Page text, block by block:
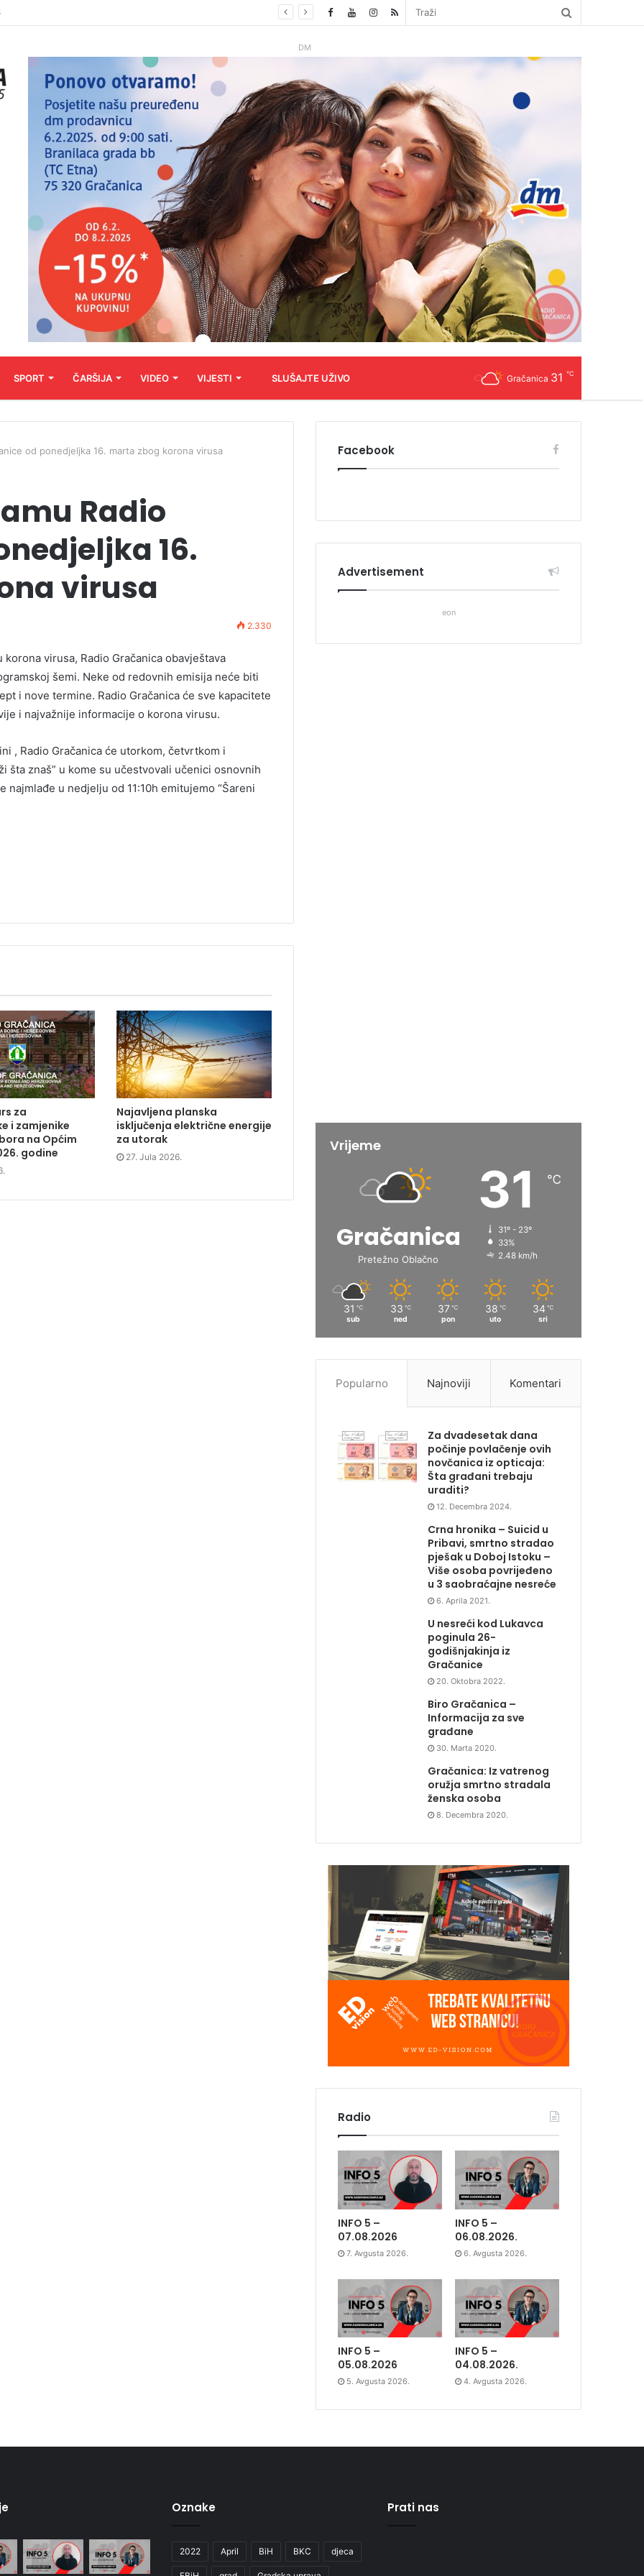
DM
SPORT ČARŠIJA VIDEO VIJESTI SLUŠAJTE UŽIVO Gračanica 31 ℃
od ponedjeljka 16. marta zbog korona virusa
Radio
16.
virusa
2.330
virusa, Radio Gračanica obavještava
šemi. Neke od redovnih emisija neće biti
i nove termine. Radio Gračanica će sve kapacitete
i najvažnije informacije o korona virusu.
, Radio Gračanica će utorkom, četvrtkom i
šta znaš” u kome su učestvovali učenici osnovnih
najmlađe u nedjelju od 11:10h emitujemo “Šareni
za
i zamjenike
na Općim
godine
Najavljena planska
isključenja električne energije
za utorak
27. Jula 2026.
Facebook
Advertisement
eon
Vrijeme
Gračanica
Pretežno Oblačno
31 ℃
31º - 23º
33%
2.48 km/h
31 ℃
sub
33 ℃
ned
37 ℃
pon
38 ℃
uto
34 ℃
sri
Popularno Najnoviji Komentari
Za dvadesetak dana
počinje povlačenje ovih
novčanica iz opticaja:
Šta građani trebaju
uraditi?
12. Decembra 2024.
Crna hronika – Suicid u
Pribavi, smrtno stradao
pješak u Doboj Istoku –
Više osoba povrijeđeno
u 3 saobraćajne nesreće
6. Aprila 2021.
U nesreći kod Lukavca
poginula 26-
godišnjakinja iz
Gračanice
20. Oktobra 2022.
Biro Gračanica –
Informacija za sve
građane
30. Marta 2020.
Gračanica: Iz vatrenog
oružja smrtno stradala
ženska osoba
8. Decembra 2020.
Radio
INFO 5 –
07.08.2026
7. Avgusta 2026.
INFO 5 –
06.08.2026.
6. Avgusta 2026.
INFO 5 –
05.08.2026
5. Avgusta 2026.
INFO 5 –
04.08.2026.
4. Avgusta 2026.
Oznake
2022 April BiH BKC djeca
Prati nas